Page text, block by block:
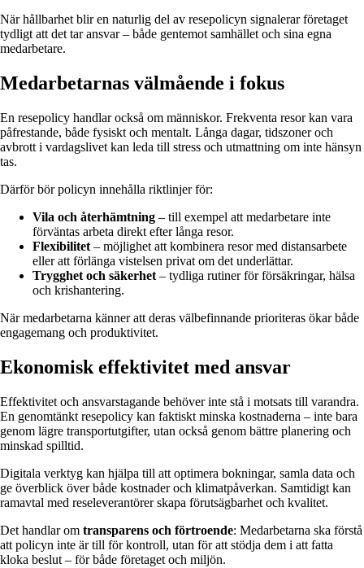
När hållbarhet blir en naturlig del av resepolicyn signalerar företaget
tydligt att det tar ansvar – både gentemot samhället och sina egna
medarbetare.
Medarbetarnas välmående i fokus
En resepolicy handlar också om människor. Frekventa resor kan vara
påfrestande, både fysiskt och mentalt. Långa dagar, tidszoner och
avbrott i vardagslivet kan leda till stress och utmattning om inte hänsyn
tas.
Därför bör policyn innehålla riktlinjer för:
Vila och återhämtning – till exempel att medarbetare inte
förväntas arbeta direkt efter långa resor.
Flexibilitet – möjlighet att kombinera resor med distansarbete
eller att förlänga vistelsen privat om det underlättar.
Trygghet och säkerhet – tydliga rutiner för försäkringar, hälsa
och krishantering.
När medarbetarna känner att deras välbefinnande prioriteras ökar både
engagemang och produktivitet.
Ekonomisk effektivitet med ansvar
Effektivitet och ansvarstagande behöver inte stå i motsats till varandra.
En genomtänkt resepolicy kan faktiskt minska kostnaderna – inte bara
genom lägre transportutgifter, utan också genom bättre planering och
minskad spilltid.
Digitala verktyg kan hjälpa till att optimera bokningar, samla data och
ge överblick över både kostnader och klimatpåverkan. Samtidigt kan
ramavtal med reseleverantörer skapa förutsägbarhet och kvalitet.
Det handlar om transparens och förtroende: Medarbetarna ska förstå
att policyn inte är till för kontroll, utan för att stödja dem i att fatta
kloka beslut – för både företaget och miljön.